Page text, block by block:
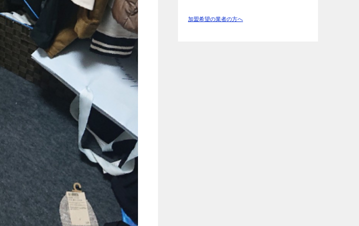
加盟希望の業者の方へ